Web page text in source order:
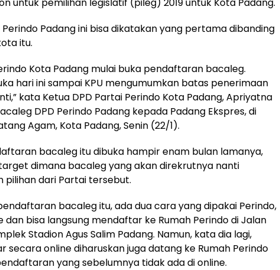
Padang ini bisa dikatakan yang pertama dibanding
itu.
Kota Padang mulai buka pendaftaran bacaleg.
hari ini sampai KPU mengumumkan batas penerimaan
kata Ketua DPD Partai Perindo Kota Padang, Apriyatna
DPD Perindo Padang kepada Padang Ekspres, di
Agam, Kota Padang, Senin (22/1).
bacaleg itu dibuka hampir enam bulan lamanya,
dimana bacaleg yang akan direkrutnya nanti
dari Partai tersebut.
bacaleg itu, ada dua cara yang dipakai Perindo,
dan bisa langsung mendaftar ke Rumah Perindo di Jalan
Stadion Agus Salim Padang. Namun, kata dia lagi,
secara online diharuskan juga datang ke Rumah Perindo
yang sebelumnya tidak ada di online.